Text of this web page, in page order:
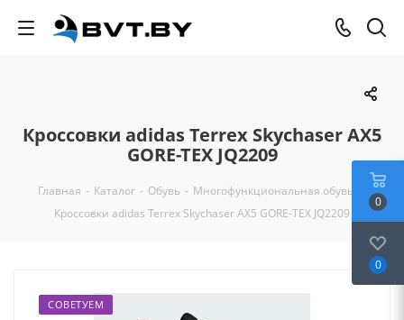
Кроссовки adidas Terrex Skychaser AX5
GORE-TEX JQ2209
Главная - Каталог - Обувь - Многофункциональная обувь
Кроссовки adidas Terrex Skychaser AX5 GORE-TEX JQ2209
СОВЕТУЕМ
0
0